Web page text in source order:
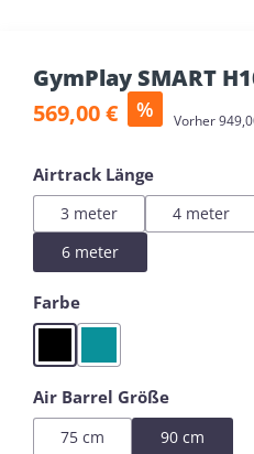
GymPlay SMART
Verkaufspreis:
569,00 € % Vorher
Airtrack Längeauswählen
3 meter 4 meter
6 meter
Farbeauswählen
Black
Air Barrel Größeauswählen
75 cm 90 cm